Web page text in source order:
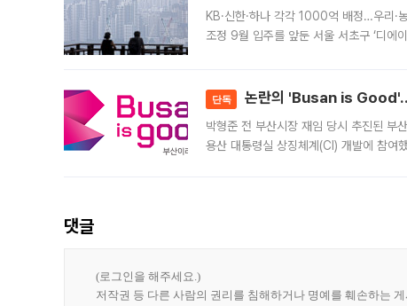
KB·신한·하나 각각 1000억 배정…우리·
조정 9월 입주를 앞둔 서울 서초구 ‘디에
단독 논란의 'Busan is
박형준 전 부산시장 재임 당시 추진된 부
용산 대통령실 상징체계(CI) 개발에 참여
댓글